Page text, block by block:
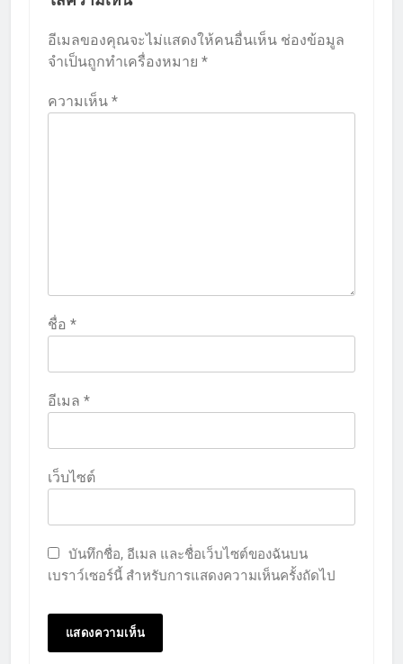
อีเมลของคุณจะไม่แสดงให้คนอื่นเห็น ช่องข้อมูล
จำเป็นถูกทำเครื่องหมาย *
ความเห็น *
ชื่อ *
อีเมล *
เว็บไซต์
บันทึกชื่อ, อีเมล และชื่อเว็บไซต์ของฉันบน
เบราว์เซอร์นี้ สำหรับการแสดงความเห็นครั้งถัดไป